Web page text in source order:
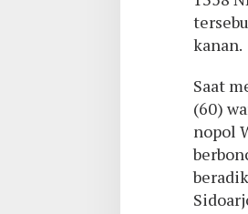
kanan.
Saat
(60)
nopol